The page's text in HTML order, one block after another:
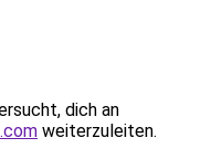
dich an
weiterzuleiten.